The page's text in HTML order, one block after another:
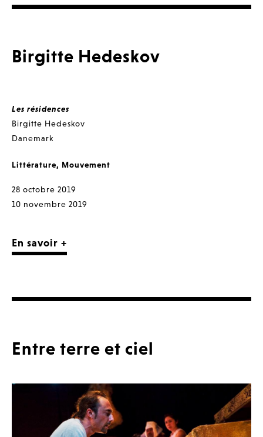
Birgitte Hedeskov
Les résidences
Birgitte Hedeskov
Danemark
Littérature, Mouvement
28 octobre 2019
10 novembre 2019
En savoir +
Entre terre et ciel